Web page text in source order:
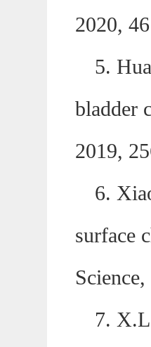
2020,
5.
bladder
2019,
6.
surface
7.